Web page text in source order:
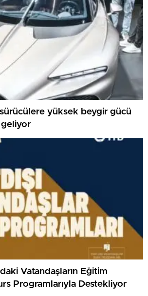
sürücülere yüksek beygir gücü
geliyor
Vatandaşların Eğitim
Programlarıyla Destekliyor